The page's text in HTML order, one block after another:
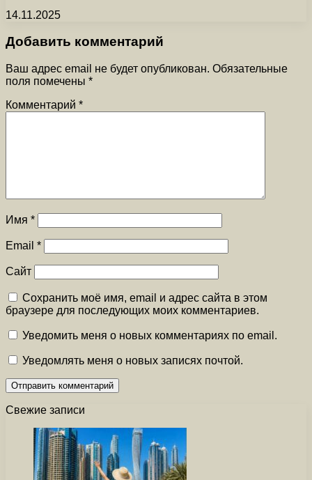
14.11.2025
Добавить комментарий
Ваш адрес email не будет опубликован. Обязательные
поля помечены *
Комментарий *
Имя *
Email *
Сайт
Сохранить моё имя, email и адрес сайта в этом
браузере для последующих моих комментариев.
Уведомить меня о новых комментариях по email.
Уведомлять меня о новых записях почтой.
Свежие записи